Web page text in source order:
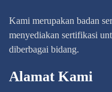
Kami merupakan badan
menyediakan sertifikasi
diberbagai bidang.
Alamat Kami